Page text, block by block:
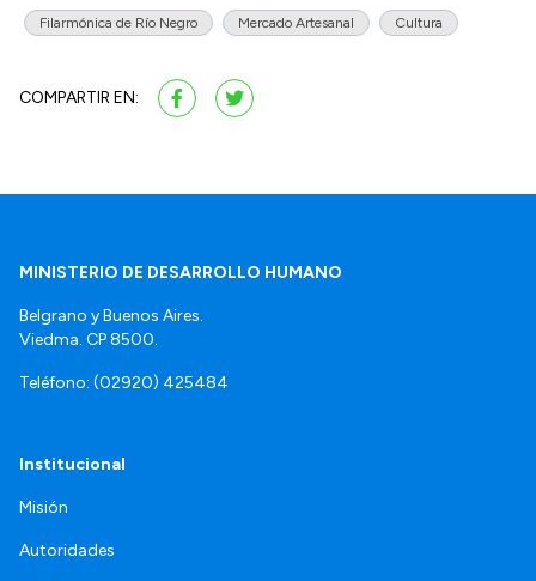
Filarmónica de Río Negro Mercado Artesanal Cultura
COMPARTIR EN:
MINISTERIO DE DESARROLLO HUMANO
Belgrano y Buenos Aires.
Viedma. CP 8500.
Teléfono: (02920) 425484
Institucional
Misión
Autoridades